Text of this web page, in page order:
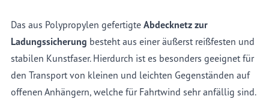
Das aus Polypropylen gefertigte Abdecknetz zur
Ladungssicherung besteht aus einer äußerst reißfesten und
stabilen Kunstfaser. Hierdurch ist es besonders geeignet für
den Transport von kleinen und leichten Gegenständen auf
offenen Anhängern, welche für Fahrtwind sehr anfällig sind.